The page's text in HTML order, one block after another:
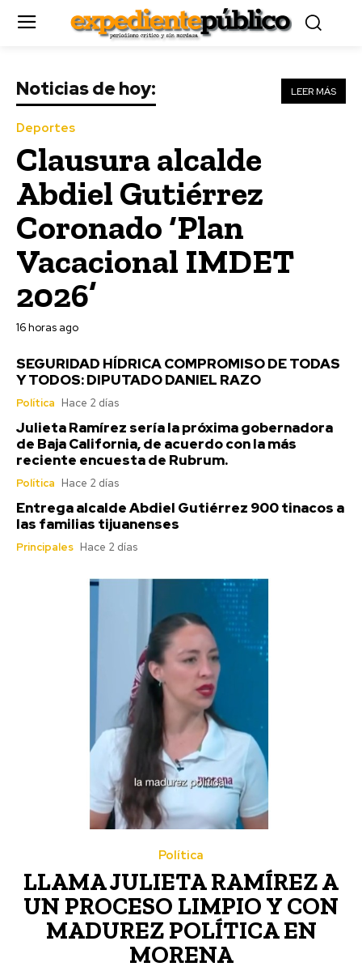
LEER MÁS
Noticias de hoy:
Deportes
Clausura alcalde
Abdiel Gutiérrez
Coronado ‘Plan
Vacacional IMDET
2026’
16 horas ago
SEGURIDAD HÍDRICA COMPROMISO DE TODAS
Y TODOS: DIPUTADO DANIEL RAZO
Política Hace 2 días
Julieta Ramírez sería la próxima gobernadora
de Baja California, de acuerdo con la más
reciente encuesta de Rubrum.
Política Hace 2 días
Entrega alcalde Abdiel Gutiérrez 900 tinacos a
las familias tijuanenses
Principales Hace 2 días
Política
LLAMA JULIETA RAMÍREZ A
UN PROCESO LIMPIO Y CON
MADUREZ POLÍTICA EN
MORENA